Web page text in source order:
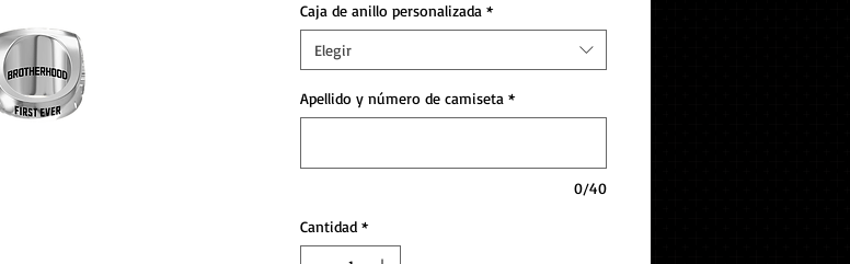
Caja de anillo personalizada *
Elegir
Apellido y número de camiseta *
0/40
Cantidad *